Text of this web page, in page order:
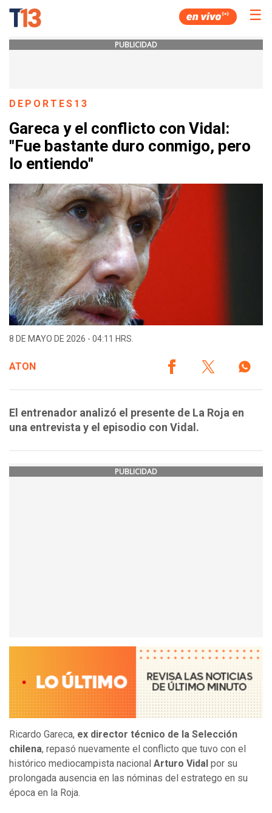
☰
PUBLICIDAD
DEPORTES13
Gareca y el conflicto con Vidal:
"Fue bastante duro conmigo, pero
lo entiendo"
8 DE MAYO DE 2026 - 04:11 HRS.
ATON
El entrenador analizó el presente de La Roja en
una entrevista y el episodio con Vidal.
PUBLICIDAD
Ricardo Gareca, ex director técnico de la Selección
chilena, repasó nuevamente el conflicto que tuvo con el
histórico mediocampista nacional Arturo Vidal por su
prolongada ausencia en las nóminas del estratego en su
época en la Roja.